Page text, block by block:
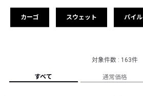
カーゴ スウェット パイル
対象件数 : 163件
すべて 通常価格